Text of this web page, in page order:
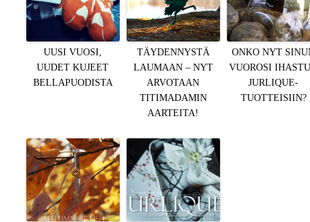
UUSI VUOSI,
UUDET KUJEET
BELLAPUODISTA
TÄYDENNYSTÄ
LAUMAAN – NYT
ARVOTAAN
TITIMADAMIN
AARTEITA!
ONKO NYT
VUOROSI
JURLIQUE-
TUOTTEISIIN?